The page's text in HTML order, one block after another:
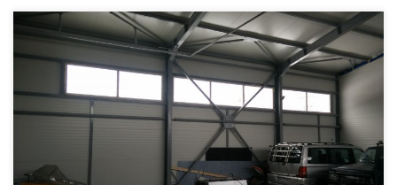
O structura metalica pentru o statie ITP la Busteni. O cladirea
simpla fara provocari. Interesant de privit structurile metalice, mi
se par fascinante. Arhitectura: arh. Sorin Bleanda Structura: dr.ing.